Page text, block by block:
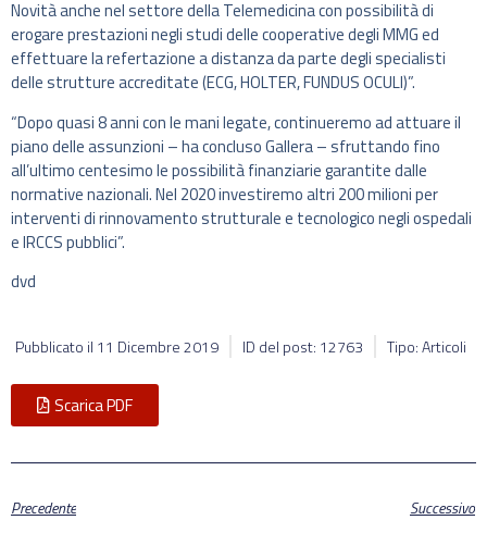
Novità anche nel settore della Telemedicina con possibilità di
erogare prestazioni negli studi delle cooperative degli MMG ed
effettuare la refertazione a distanza da parte degli specialisti
delle strutture accreditate (ECG, HOLTER, FUNDUS OCULI)”.
“Dopo quasi 8 anni con le mani legate, continueremo ad attuare il
piano delle assunzioni – ha concluso Gallera – sfruttando fino
all’ultimo centesimo le possibilità finanziarie garantite dalle
normative nazionali. Nel 2020 investiremo altri 200 milioni per
interventi di rinnovamento strutturale e tecnologico negli ospedali
e IRCCS pubblici”.
dvd
Pubblicato il 11 Dicembre 2019 ID del post: 12763 Tipo: Articoli
Scarica PDF
Precedente Successivo